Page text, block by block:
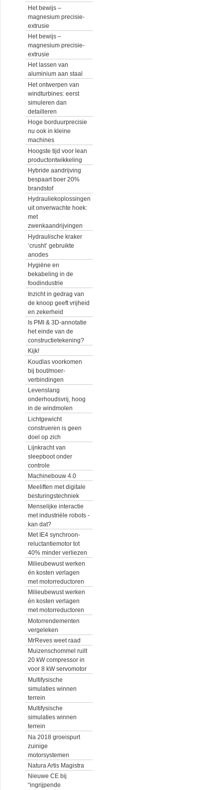
Het bewijs –
magnesium precisie-
extrusie
Het bewijs –
magnesium precisie-
extrusie
Het lassen van
aluminium aan staal
Het ontwerpen van
windturbines: eerst
simuleren dan
detailleren
Hoge borduurprecisie
nu ook in kleine
machines
Hoogste tijd voor lean
productontwikkeling
Hybride aandrijving
bespaart boer 20%
brandstof
Hydrauliekoplossingen
uit onverwachte hoek:
met
zwenkaandrijvingen
Hydraulische kraker
‘crusht’ gebruikte
anodes
Hygiëne en
bekabeling in de
foodindustrie
Inzicht in gedrag van
de knoop geeft vrijheid
en zekerheid
Is PMI & 3D-annotatie
het einde van de
constructietekening?
Kijk!
Koudlas voorkomen
bij bout/moer-
verbindingen
Levenslang
onderhoudsvrij, hoog
in de windmolen
Lichtgewicht
construeren is geen
doel op zich
Lijnkracht van
sleepboot onder
controle
Machinebouw 4.0
Meeliften met digitale
besturingstechniek
Menselijke interactie
met industriële robots -
kan dat?
Met IE4 synchroon-
reluctantiemotor tot
40% minder verliezen
Milieubewust werken
én kosten verlagen
met motorreductoren
Milieubewust werken
én kosten verlagen
met motorreductoren
Motorrendementen
vergeleken
MrReves weet raad
Muizenschommel ruilt
20 kW compressor in
voor 8 kW servomotor
Multifysische
simulaties winnen
terrein
Multifysische
simulaties winnen
terrein
Na 2018 groeispurt
zuinige
motorsystemen
Natura Artis Magistra
Nieuwe CE bij
“ingrijpende